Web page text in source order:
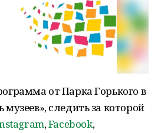
от Парка Горького в
следить за которой
,Facebook,